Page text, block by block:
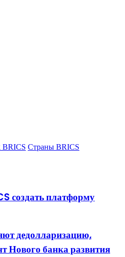
BRICS Страны BRICS
создать платформу
дедолларизацию,
Нового банка развития